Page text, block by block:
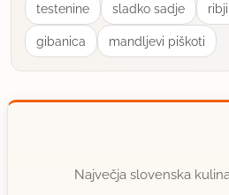
sarabande
član od 2002 879 sporočil
od vrste jedi (meso, riba,
testenine sladko sadje
gibanica mandljevi piškoti
Največja slovenska